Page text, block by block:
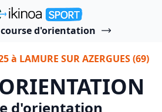
Sport"
d'orientation
à LAMURE SUR AZERGUES (69)
d'orientation